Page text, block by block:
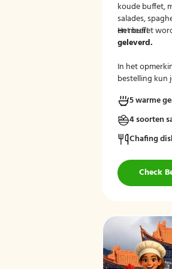
koude buffet,
salades,
en meer!
Het buffet
geleverd.
In het
bestelling kun
groep
rekening mee
5 warme
4 soorten
Chafing
Check